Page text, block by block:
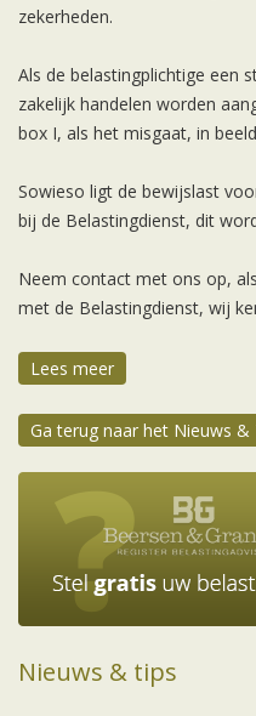
zekerheden.
Als de belastingplichtige een
zakelijk handelen worden
box I, als het misgaat, in
Sowieso ligt de bewijslast
bij de Belastingdienst, dit
Neem contact met ons op,
met de Belastingdienst, wij
Lees meer
Ga terug naar het Nieuws &
Nieuws & tips